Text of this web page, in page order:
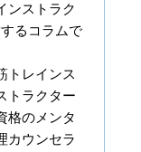
ンストラク
るコラムで
トレインス
トラクター
格のメンタ
カウンセラ